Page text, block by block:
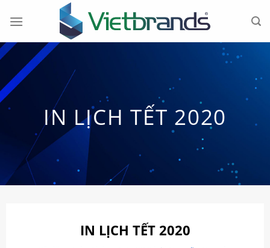
đến
dung
IN LỊCH TẾT 2020
IN LỊCH TẾT 2020